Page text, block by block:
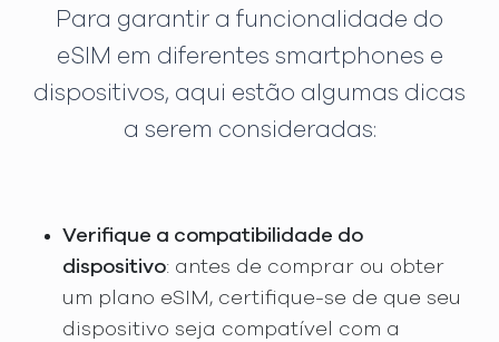
Para garantir a funcionalidade do
eSIM em diferentes smartphones e
dispositivos, aqui estão algumas dicas
a serem consideradas:
Verifique a compatibilidade do
dispositivo: antes de comprar ou obter
um plano eSIM, certifique-se de que seu
dispositivo seja compatível com a